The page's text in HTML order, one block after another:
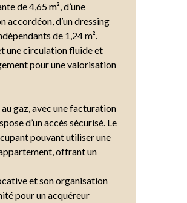
de 4,65 m², d’une
accordéon, d’un dressing
de 1,24 m².
une circulation fluide et
pour une valorisation
gaz, avec une facturation
d’un accès sécurisé. Le
pouvant utiliser une
offrant un
et son organisation
pour un acquéreur